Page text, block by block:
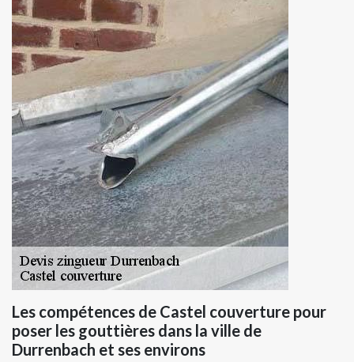
Les compétences de Castel couverture pour
poser les gouttières dans la ville de
Durrenbach et ses environs